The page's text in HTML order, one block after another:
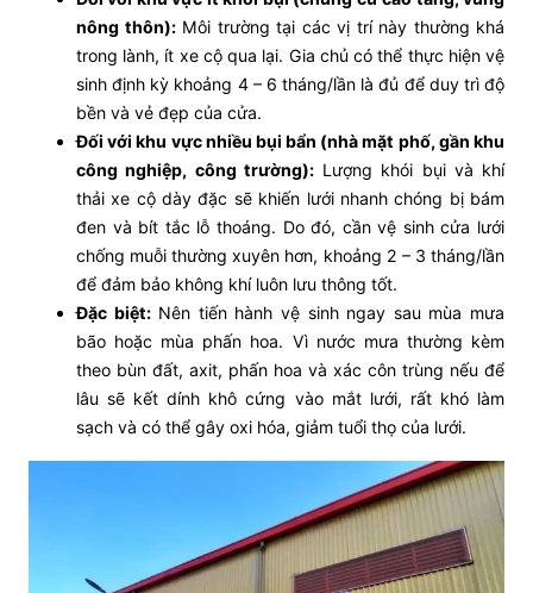
nông thôn):Môi trường tại các vị trí này thường khá
trong lành, ít xe cộ qua lại. Gia chủ có thể thực hiện vệ
sinh định kỳ khoảng 4 – 6 tháng/lần là đủ để duy trì độ
bền và vẻ đẹp của cửa.
Đối với khu vực nhiều bụi bẩn (nhà mặt phố, gần khu
công nghiệp, công trường):Lượng khói bụi và khí
thải xe cộ dày đặc sẽ khiến lưới nhanh chóng bị bám
đen và bít tắc lỗ thoáng. Do đó, cần vệ sinh cửa lưới
chống muỗi thường xuyên hơn, khoảng 2 – 3 tháng/lần
để đảm bảo không khí luôn lưu thông tốt.
Đặc biệt:Nên tiến hành vệ sinh ngay sau mùa mưa
bão hoặc mùa phấn hoa. Vì nước mưa thường kèm
theo bùn đất, axit, phấn hoa và xác côn trùng nếu để
lâu sẽ kết dính khô cứng vào mắt lưới, rất khó làm
sạch và có thể gây oxi hóa, giảm tuổi thọ của lưới.